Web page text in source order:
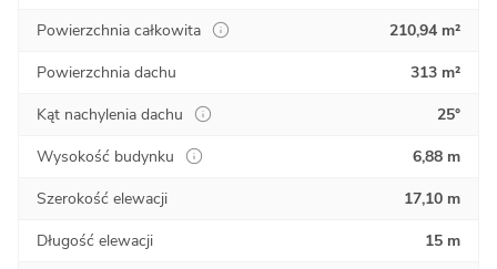
Powierzchnia całkowita
210,94 m²
Powierzchnia dachu
313 m²
Kąt nachylenia dachu
25°
Wysokość budynku
6,88 m
Szerokość elewacji
17,10 m
Długość elewacji
15 m